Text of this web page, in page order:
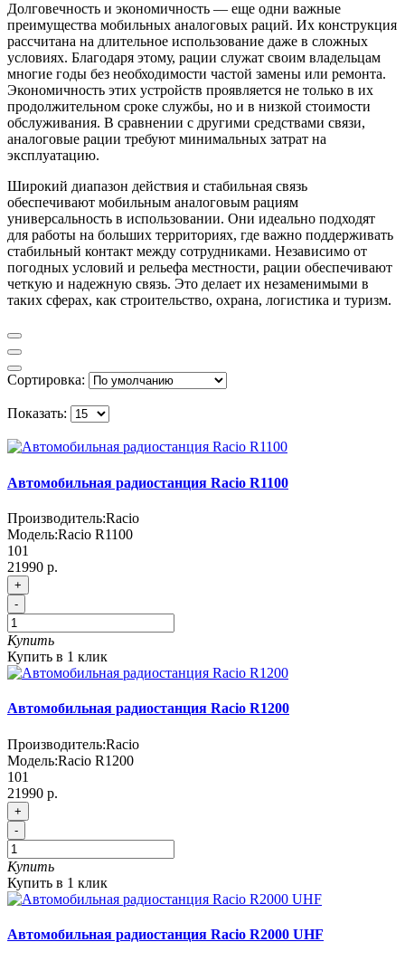
Долговечность и экономичность — еще одни важные
преимущества мобильных аналоговых раций. Их конструкция
рассчитана на длительное использование даже в сложных
условиях. Благодаря этому, рации служат своим владельцам
многие годы без необходимости частой замены или ремонта.
Экономичность этих устройств проявляется не только в их
продолжительном сроке службы, но и в низкой стоимости
обслуживания. В сравнении с другими средствами связи,
аналоговые рации требуют минимальных затрат на
эксплуатацию.
Широкий диапазон действия и стабильная связь
обеспечивают мобильным аналоговым рациям
универсальность в использовании. Они идеально подходят
для работы на больших территориях, где важно поддерживать
стабильный контакт между сотрудниками. Независимо от
погодных условий и рельефа местности, рации обеспечивают
четкую и надежную связь. Это делает их незаменимыми в
таких сферах, как строительство, охрана, логистика и туризм.
Сортировка:
Показать:
Автомобильная радиостанция Racio R1100
Производитель:Racio
Модель:Racio R1100
101
21990 р.
+
-
Купить
Купить в 1 клик
Автомобильная радиостанция Racio R1200
Производитель:Racio
Модель:Racio R1200
101
21990 р.
+
-
Купить
Купить в 1 клик
Автомобильная радиостанция Racio R2000 UHF